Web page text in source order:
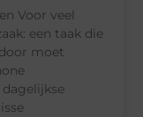
Voor veel
een taak die
moet